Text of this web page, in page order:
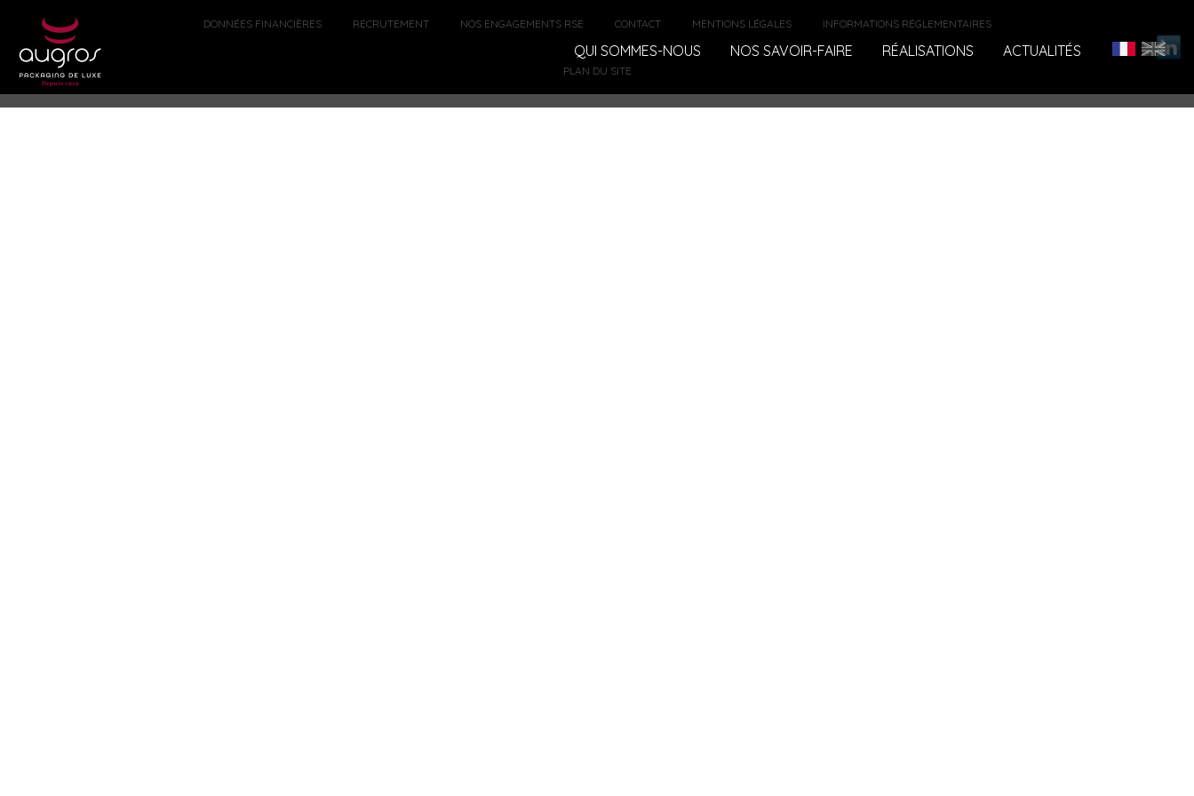
QUI SOMMES-NOUS NOS SAVOIR-FAIRE RÉALISATIONS ACTUALITÉS
DONNÉES FINANCIÈRES RECRUTEMENT NOS ENGAGEMENTS RSE CONTACT MENTIONS LÉGALES INFORMATIONS RÉGLEMENTAIRES
PLAN DU SITE